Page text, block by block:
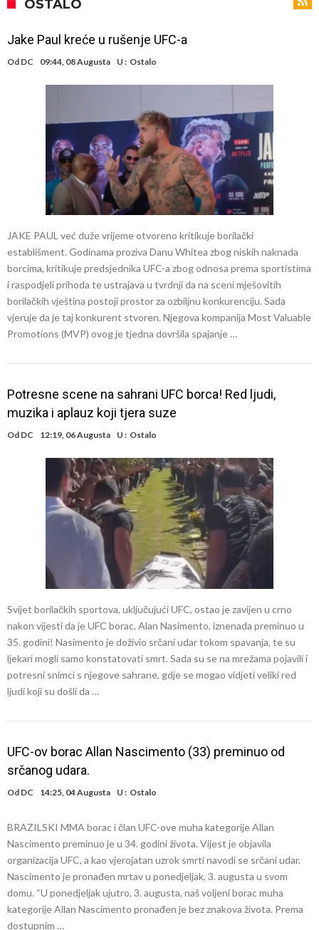
Arsenal dovodi zvijezdu Serie A za 138 miliona eura?
Mudrik se vratio na teren nakon više od 600 dana. Odmah ide na
posudbu?
Real Madrid odlučio: Endrick ide u Premier ligu!
OSTALO
Jake Paul kreće u rušenje UFC-a
Od DC 09:44, 08 Augusta U : Ostalo
JAKE PAUL već duže vrijeme otvoreno kritikuje borilački
establišment. Godinama proziva Danu Whitea zbog niskih naknada
borcima, kritikuje predsjednika UFC-a zbog odnosa prema sportistima
i raspodjeli prihoda te ustrajava u tvrdnji da na sceni mješovitih
borilačkih vještina postoji prostor za ozbiljnu konkurenciju. Sada
vjeruje da je taj konkurent stvoren. Njegova kompanija Most Valuable
Promotions (MVP) ovog je tjedna dovršila spajanje …
Potresne scene na sahrani UFC borca! Red ljudi,
muzika i aplauz koji tjera suze
Od DC 12:19, 06 Augusta U : Ostalo
Svijet borilačkih sportova, uključujući UFC, ostao je zavijen u crno
nakon vijesti da je UFC borac, Alan Nasimento, iznenada preminuo u
35. godini! Nasimento je doživio srčani udar tokom spavanja, te su
ljekari mogli samo konstatovati smrt. Sada su se na mrežama pojavili i
potresni snimci s njegove sahrane, gdje se mogao vidjeti veliki red
ljudi koji su došli da …
UFC-ov borac Allan Nascimento (33) preminuo od
srčanog udara.
Od DC 14:25, 04 Augusta U : Ostalo
BRAZILSKI MMA borac i član UFC-ove muha kategorije Allan
Nascimento preminuo je u 34. godini života. Vijest je objavila
organizacija UFC, a kao vjerojatan uzrok smrti navodi se srčani udar.
Nascimento je pronađen mrtav u ponedjeljak, 3. augusta u svom
domu. “U ponedjeljak ujutro, 3. augusta, naš voljeni borac muha
kategorije Allan Nascimento pronađen je bez znakova života. Prema
dostupnim …